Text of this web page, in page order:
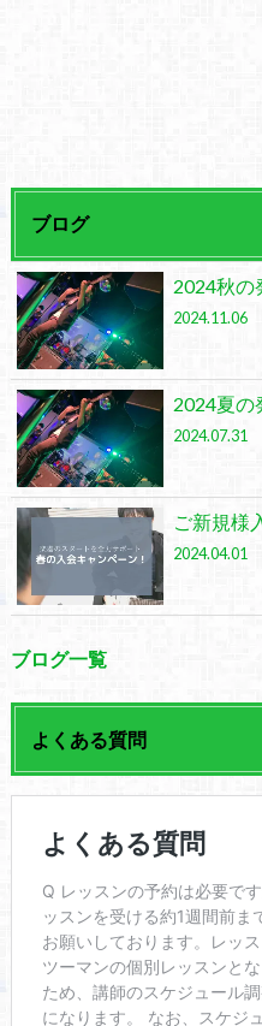
ブログ
2024秋の
2024.11.06
2024夏の
2024.07.31
ご新規様
2024.04.01
ブログ一覧
よくある質問